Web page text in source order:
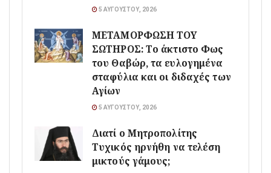
5 ΑΥΓΟΎΣΤΟΥ, 2026
ΜΕΤΑΜΟΡΦΩΣΗ ΤΟΥ
ΣΩΤΗΡΟΣ: Το άκτιστο Φως
του Θαβώρ, τα ευλογημένα
σταφύλια και οι διδαχές των
Αγίων
5 ΑΥΓΟΎΣΤΟΥ, 2026
Διατί ο Μητροπολίτης
Τυχικός ηρνήθη να τελέση
μικτούς γάμους;